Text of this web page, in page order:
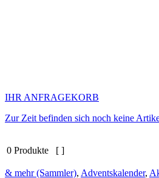
IHR ANFRAGEKORB
Zur Zeit befinden sich noch keine
0 Produkte [ ]
& mehr (Sammler), Adventskalender,